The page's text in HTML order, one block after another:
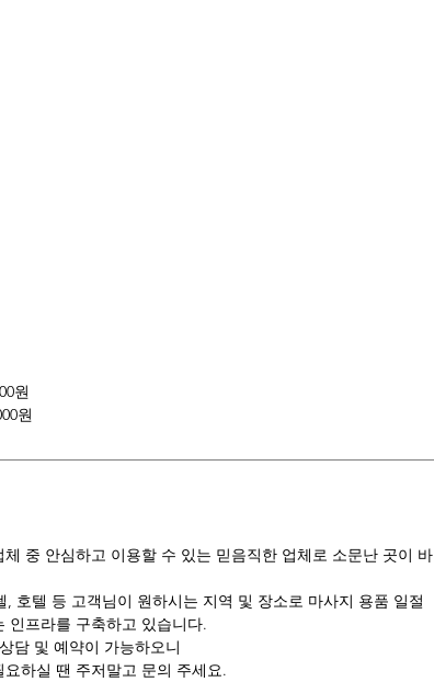
원
원
중 안심하고 이용할 수 있는 믿음직한 업체로 소문난 곳이 바
, 호텔 등 고객님이 원하시는 지역 및 장소로 마사지 용품 일절
인프라를 구축하고 있습니다.
담 및 예약이 가능하오니
하실 땐 주저말고 문의 주세요.